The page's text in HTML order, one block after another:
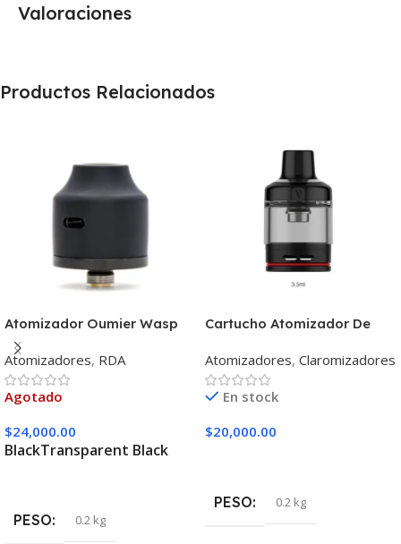
Valoraciones
Productos Relacionados
Atomizador Oumier Wasp
Nano Rda
Atomizadores, RDA
Agotado
$24,000.00
BlackTransparent Black
PESO 0.2 kg
Cartucho Atomizador De
Pod 22 3.5ml
Atomizadores, Claromizadores
En stock
$20,000.00
PESO 0.2 kg